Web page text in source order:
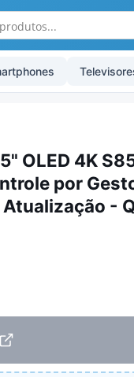
OLED 4K
por
-